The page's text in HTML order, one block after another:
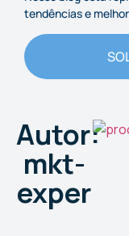
tendências e
Autor:
mkt-
exper